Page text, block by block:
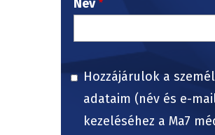
Név
Hozzájárulok a
adataim (név és e-
kezeléséhez a Ma7